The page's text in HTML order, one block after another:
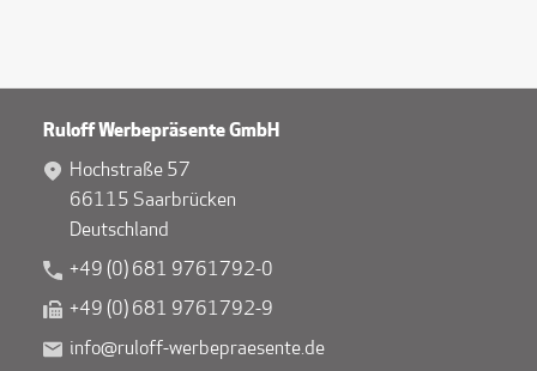
Ruloff Werbepräsente GmbH
Hochstraße 57
66115 Saarbrücken
Deutschland
+49 (0) 681 9761792-0
+49 (0) 681 9761792-9
info@ruloff-werbepraesente.de